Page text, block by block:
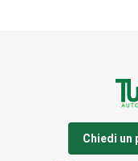
Chiedi un